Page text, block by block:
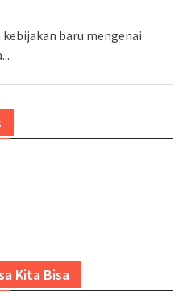
kebijakan baru mengenai
Kita Bisa